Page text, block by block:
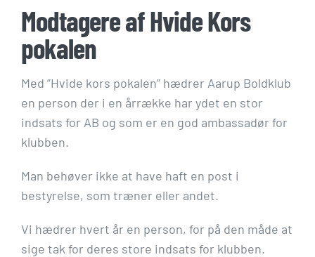
Modtagere af Hvide Kors
pokalen
Med ”Hvide kors pokalen” hædrer Aarup Boldklub
en person der i en årrække har ydet en stor
indsats for AB og som er en god ambassadør for
klubben.
Man behøver ikke at have haft en post i
bestyrelse, som træner eller andet.
Vi hædrer hvert år en person, for på den måde at
sige tak for deres store indsats for klubben.